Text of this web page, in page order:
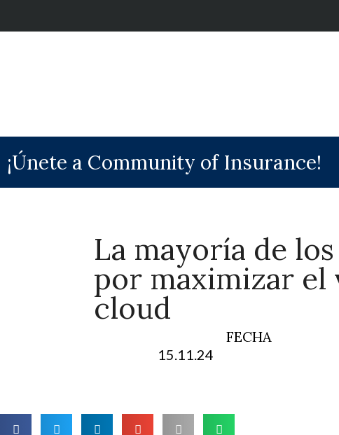
¡Únete a Community of Insurance!
La mayoría de
por maximizar el
cloud
FECHA
15.11.24